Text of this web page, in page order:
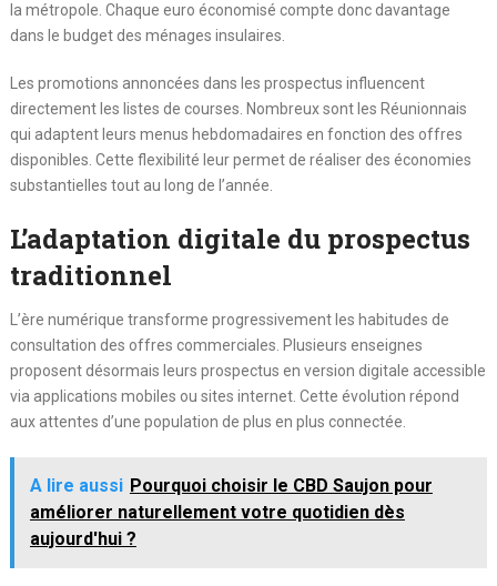
la métropole. Chaque euro économisé compte donc davantage
dans le budget des ménages insulaires.
Les promotions annoncées dans les prospectus influencent
directement les listes de courses. Nombreux sont les Réunionnais
qui adaptent leurs menus hebdomadaires en fonction des offres
disponibles. Cette flexibilité leur permet de réaliser des économies
substantielles tout au long de l’année.
L’adaptation digitale du prospectus
traditionnel
L’ère numérique transforme progressivement les habitudes de
consultation des offres commerciales. Plusieurs enseignes
proposent désormais leurs prospectus en version digitale accessible
via applications mobiles ou sites internet. Cette évolution répond
aux attentes d’une population de plus en plus connectée.
A lire aussi Pourquoi choisir le CBD Saujon pour
améliorer naturellement votre quotidien dès
aujourd'hui ?